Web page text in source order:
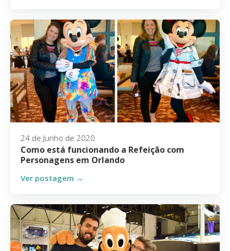
24 de Junho de 2020
Como está funcionando a Refeição com
Personagens em Orlando
Ver postagem →